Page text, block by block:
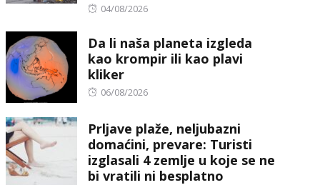
Posted
04/08/2026
Da li naša planeta izgleda
kao krompir ili kao plavi
kliker
Posted
06/08/2026
Prljave plaže, neljubazni
domaćini, prevare: Turisti
izglasali 4 zemlje u koje se ne
bi vratili ni besplatno